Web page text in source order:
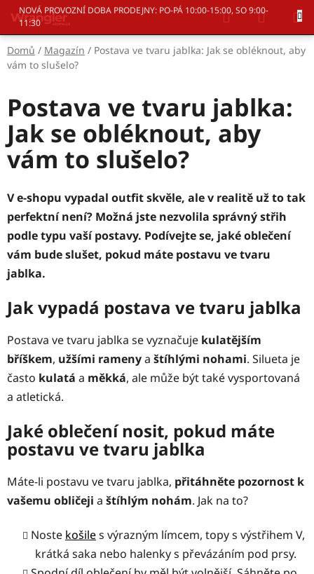
Přejít
obsah
NOVÁ PROVOZNÍ DOBA PRODEJNY: PO-PÁ 10:00-15:00, SO 9:00-
11:30
Hledat
KOŠÍK
Domů / Magazín / Postava ve tvaru jablka: Jak se obléknout, aby
vám to slušelo?
Postava ve tvaru jablka:
Jak se obléknout, aby
vám to slušelo?
V e-shopu vypadal outfit skvěle, ale v realitě už to tak
perfektní není? Možná jste nezvolila správný střih
podle typu vaší postavy. Podívejte se, jaké oblečení
vám bude slušet, pokud máte postavu ve tvaru
jablka.
Jak vypadá postava ve tvaru jablka
Postava ve tvaru jablka se vyznačuje kulatějším
bříškem, užšími ramenya štíhlými nohami. Silueta je
často kulatá a měkká, ale může být také vysportovaná
a atletická.
Jaké oblečení nosit, pokud máte
postavu ve tvaru jablka
Máte-li postavu ve tvaru jablka, přitáhněte pozornost k
vašemu obličeji a štíhlým nohám. Jak na to?
Noste košiles výrazným límcem, topy s výstřihem V,
krátká saka nebo halenky s převázáním pod prsy.